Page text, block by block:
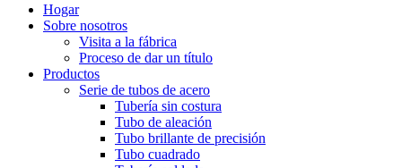
Hogar
Sobre nosotros
Visita a la fábrica
Proceso de dar un título
Productos
Serie de tubos de acero
Tubería sin costura
Tubo de aleación
Tubo brillante de precisión
Tubo cuadrado